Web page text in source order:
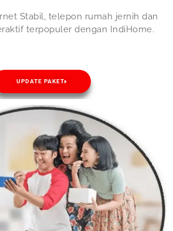
Stabil, telepon rumah jernih dan
terpopuler dengan IndiHome.
UPDATE PAKET